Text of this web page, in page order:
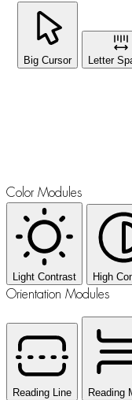
Big Cursor Letter
Color Modules
Light Contrast High
Orientation Modules
Reading Line Reading